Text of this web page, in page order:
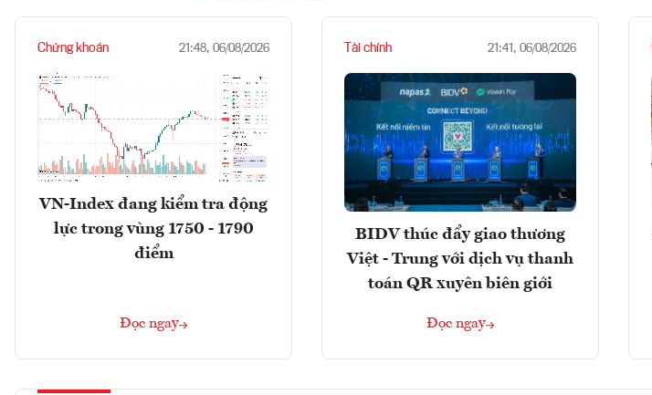
Chứng khoán 21:48, 06/08/2026
VN-Index đang kiểm tra động
lực trong vùng 1750 - 1790
điểm
Đọc ngay
Tài chính 21:41, 06/08/2026
BIDV thúc đẩy giao thương
Việt - Trung với dịch vụ thanh
toán QR xuyên biên giới
Đọc ngay